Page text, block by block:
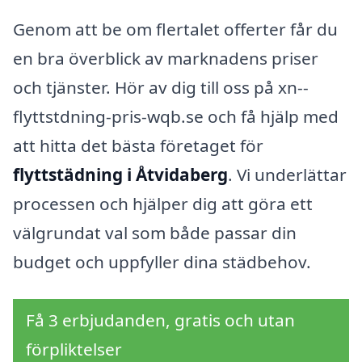
Genom att be om flertalet offerter får du
en bra överblick av marknadens priser
och tjänster. Hör av dig till oss på xn--
flyttstdning-pris-wqb.se och få hjälp med
att hitta det bästa företaget för
flyttstädning i Åtvidaberg. Vi underlättar
processen och hjälper dig att göra ett
välgrundat val som både passar din
budget och uppfyller dina städbehov.
Få 3 erbjudanden, gratis och utan
förpliktelser